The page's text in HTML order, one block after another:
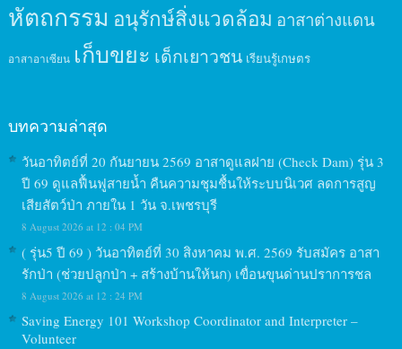
หัตถกรรม อนุรักษ์สิ่งแวดล้อม อาสาต่างแดน
อาสาอาเซียน เก็บขยะ เด็กเยาวชน เรียนรู้เกษตร
บทความล่าสุด
วันอาทิตย์ที่ 20 กันยายน 2569 อาสาดูแลฝาย (Check Dam) รุ่น 3
ปี 69 ดูแลฟื้นฟูสายน้ำ คืนความชุมชื้นให้ระบบนิเวศ ลดการสูญ
เสียสัตว์ป่า ภายใน 1 วัน จ.เพชรบุรี
8 August 2026 at 12 : 04 PM
( รุ่น5 ปี 69 ) วันอาทิตย์ที่ 30 สิงหาคม พ.ศ. 2569 รับสมัคร อาสา
รักป่า (ช่วยปลูกป่า + สร้างบ้านให้นก) เขื่อนขุนด่านปราการชล
8 August 2026 at 12 : 24 PM
Saving Energy 101 Workshop Coordinator and Interpreter –
Volunteer